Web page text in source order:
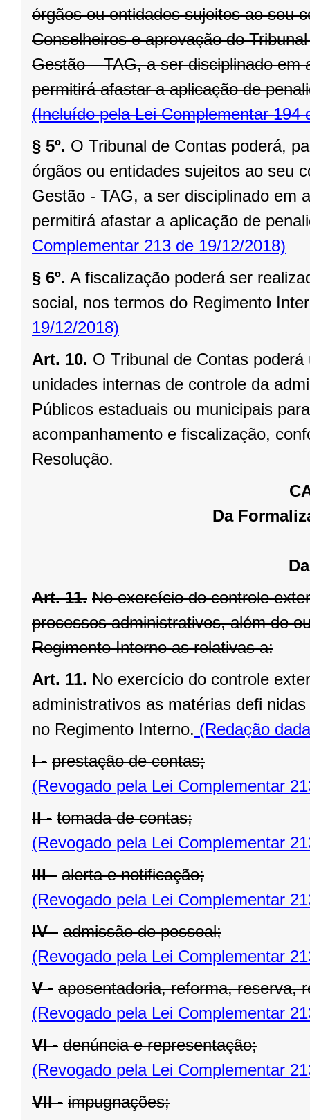
órgãos ou entidades sujeitos ao seu
Conselheiros e aprovação do
Gestão – TAG, a ser disciplinado
permitirá afastar a aplicação de
(Incluído pela Lei Complementar 194
§ 5º. O Tribunal de Contas poderá,
órgãos ou entidades sujeitos ao seu
Gestão - TAG, a ser disciplinado em
permitirá afastar a aplicação de
Complementar 213 de 19/12/2018)
§ 6º. A fiscalização poderá ser
social, nos termos do Regimento
19/12/2018)
Art. 10. O Tribunal de Contas
unidades internas de controle da
Públicos estaduais ou municipais
acompanhamento e fiscalização,
Resolução.
Da
Art. 11. No exercício do controle
processos administrativos, além de
Regimento Interno as relativas a:
Art. 11. No exercício do controle
administrativos as matérias defi
no Regimento Interno. (Redação
I - prestação de contas;
(Revogado pela Lei Complementar
II - tomada de contas;
(Revogado pela Lei Complementar
III - alerta e notificação;
(Revogado pela Lei Complementar
IV - admissão de pessoal;
(Revogado pela Lei Complementar
V - aposentadoria, reforma, reserva,
(Revogado pela Lei Complementar
VI - denúncia e representação;
(Revogado pela Lei Complementar
VII - impugnações;